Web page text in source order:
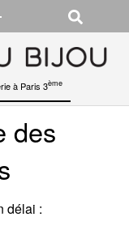
à Paris 3ème
des
délai :